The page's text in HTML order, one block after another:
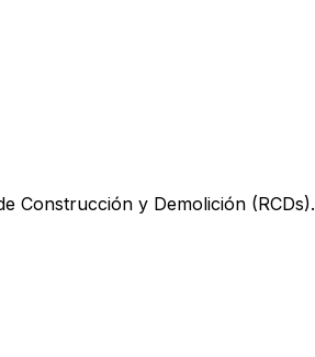
Construcción y Demolición (RCDs).